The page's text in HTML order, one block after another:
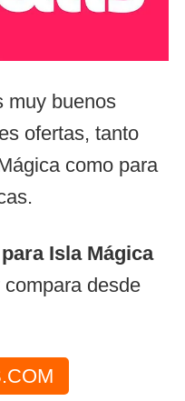
muy buenos
ofertas, tanto
como para
Isla Mágica
desde